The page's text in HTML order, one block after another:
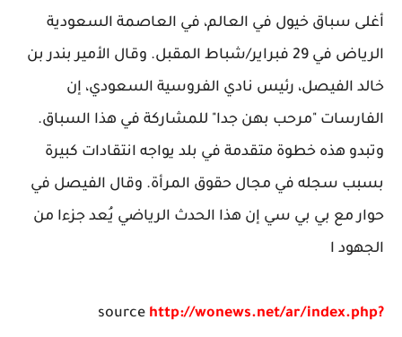
أغلى سباق خيول في العالم، في العاصمة السعودية
الرياض في 29 فبراير/شباط المقبل. وقال الأمير بندر بن
خالد الفيصل، رئيس نادي الفروسية السعودي، إن
الفارسات "مرحب بهن جدا" للمشاركة في هذا السباق.
وتبدو هذه خطوة متقدمة في بلد يواجه انتقادات كبيرة
بسبب سجله في مجال حقوق المرأة. وقال الفيصل في
حوار مع بي بي سي إن هذا الحدث الرياضي يُعد جزءا من
الجهود ا
source http://wonews.net/ar/index.php?